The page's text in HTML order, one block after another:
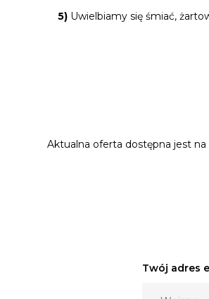
5) Uwielbiamy się śmiać,
Aktualna oferta dostępna jest na
Twój adres